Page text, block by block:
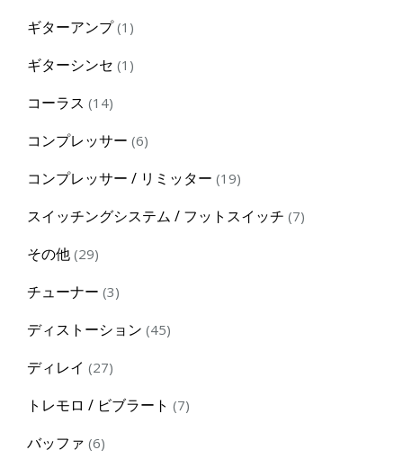
ギターアンプ 1 1
ギターシンセ 1 1
コーラス 1414
コンプレッサー 66
コンプレッサー / リミッター 1919
スイッチングシステム / フットスイッチ 77
その他 2929
チューナー 33
ディストーション 4545
ディレイ 2727
トレモロ / ビブラート 77
バッファ 66